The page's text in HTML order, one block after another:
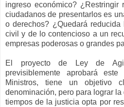
ingreso económico?
ciudadanos de presentarlos es
o derechos? ¿Quedará
civil y de lo contencioso a un
empresas poderosas o grandes
El proyecto de Ley de
previsiblemente aprobará
Ministros, tiene un objetivo
denominación, pero para lograr
tiempos de la justicia opta por